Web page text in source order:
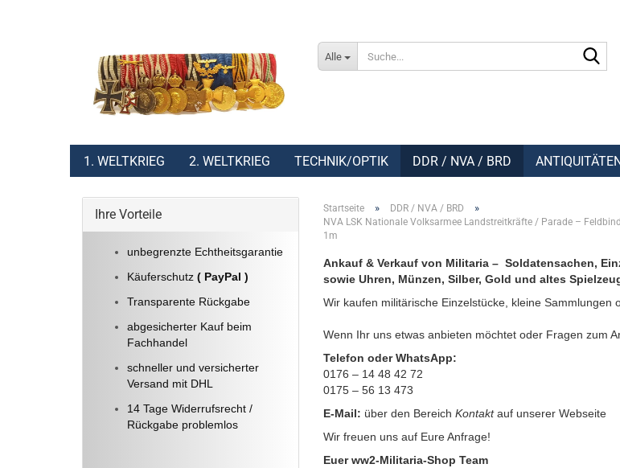
Alle
1. WELTKRIEG 2. WELTKRIEG TECHNIK/OPTIK DDR / NVA / BRD
Startseite » DDR / NVA / BRD »
NVA LSK Nationale Volksarmee Landstreitkräfte / Parade –
1m
Ankauf & Verkauf von Militaria – Soldatensachen,
sowie Uhren, Münzen, Silber, Gold und altes
Wir kaufen militärische Einzelstücke, kleine Sammlungen
Wenn Ihr uns etwas anbieten möchtet oder Fragen zum
Telefon oder WhatsApp:
0176 – 14 48 42 72
0175 – 56 13 473
E-Mail: über den Bereich Kontakt auf unserer Webseite
Wir freuen uns auf Eure Anfrage!
Euer ww2-Militaria-Shop Team
Ihre Vorteile
unbegrenzte Echtheitsgarantie
Käuferschutz ( PayPal )
Transparente Rückgabe
abgesicherter Kauf beim
Fachhandel
schneller und versicherter
Versand mit DHL
14 Tage Widerrufsrecht /
Rückgabe problemlos